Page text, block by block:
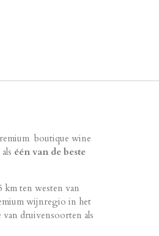
boutique wine
één van de beste
km ten westen van
wijnregio in het
van druivensoorten als